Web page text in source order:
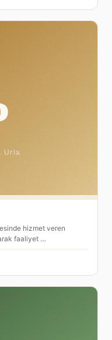
hizmet veren
faaliyet …